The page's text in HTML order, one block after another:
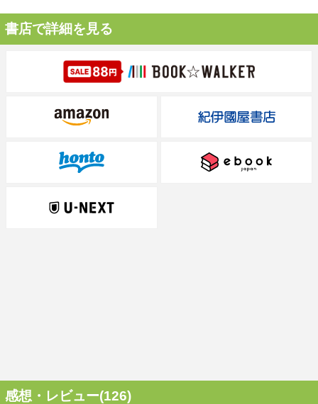
書店で詳細を見る
感想・レビュー(126)